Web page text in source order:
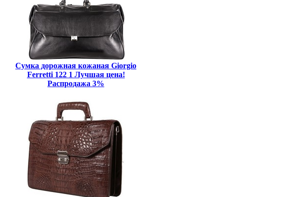
Сумка дорожная кожаная Giorgio
Ferretti 122 1 Лучшая цена!
Распродажа 3%